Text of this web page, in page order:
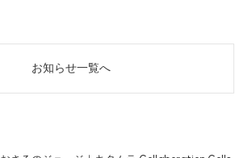
お知らせ一覧へ